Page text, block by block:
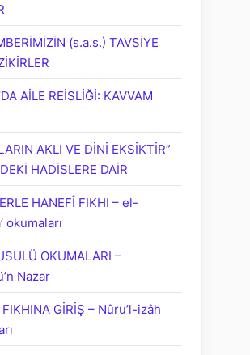
(s.a.s.) TAVSİYE
AİLE REİSLİĞİ: KAVVAM
AKLI VE DİNİ EKSİKTİR”
HADİSLERE DAİR
HANEFÎ FIKHI – el-
okumaları
OKUMALARI –
Nazar
GİRİŞ – Nûru’l-izâh